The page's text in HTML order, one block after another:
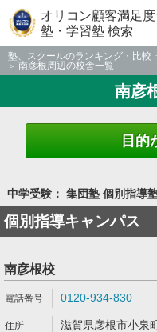
オリコン顧客満足
塾・学習塾 検索
塾、スクールのランキング・比較
南彦根周辺の校舎一覧
南彦
目的
中学受験： 集団塾 個別指導
個別指導キャンパス
南彦根校
0120-934-830
滋賀県彦根市小泉